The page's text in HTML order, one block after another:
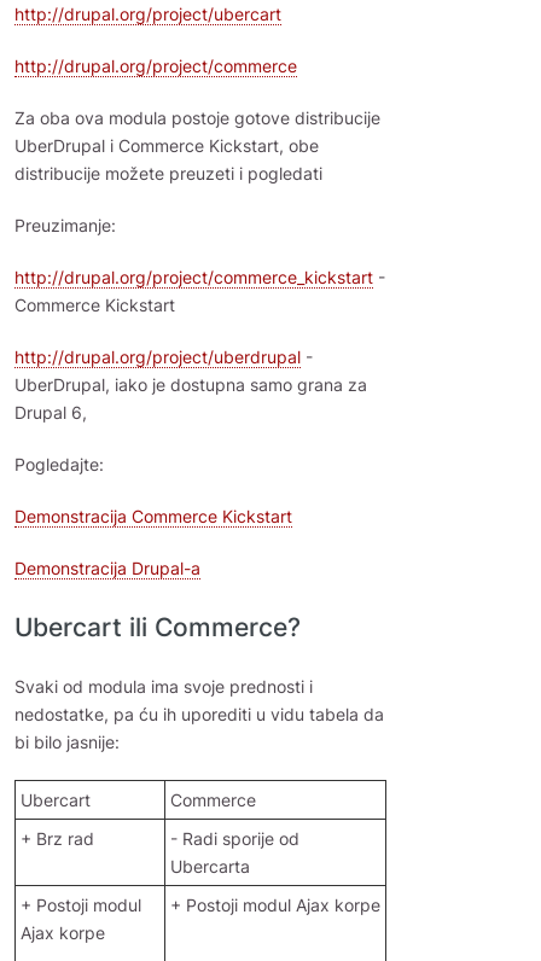
http://drupal.org/project/ubercart
http://drupal.org/project/commerce
Za oba ova modula postoje gotove distribucije
UberDrupal i Commerce Kickstart, obe
distribucije možete preuzeti i pogledati
Preuzimanje:
http://drupal.org/project/commerce_kickstart -
Commerce Kickstart
http://drupal.org/project/uberdrupal -
UberDrupal, iako je dostupna samo grana za
Drupal 6,
Pogledajte:
Demonstracija Commerce Kickstart
Demonstracija Drupal-a
Ubercart ili Commerce?
Svaki od modula ima svoje prednosti i
nedostatke, pa ću ih uporediti u vidu tabela da
bi bilo jasnije:
Ubercart
Commerce
+ Brz rad
- Radi sporije od
Ubercarta
+ Postoji modul
Ajax korpe
+ Postoji modul Ajax korpe